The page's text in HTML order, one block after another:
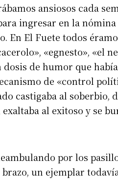
ansiosos cada
ingresar en la
En El Fuete todos
«egnesto», «el
dosis de humor que
de «control
castigaba al soberbio,
al exitoso y se
por los
un ejemplar